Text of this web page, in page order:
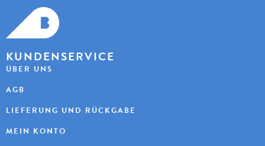
KUNDENSERVICE
ÜBER UNS
AGB
LIEFERUNG UND RÜCKGABE
MEIN KONTO